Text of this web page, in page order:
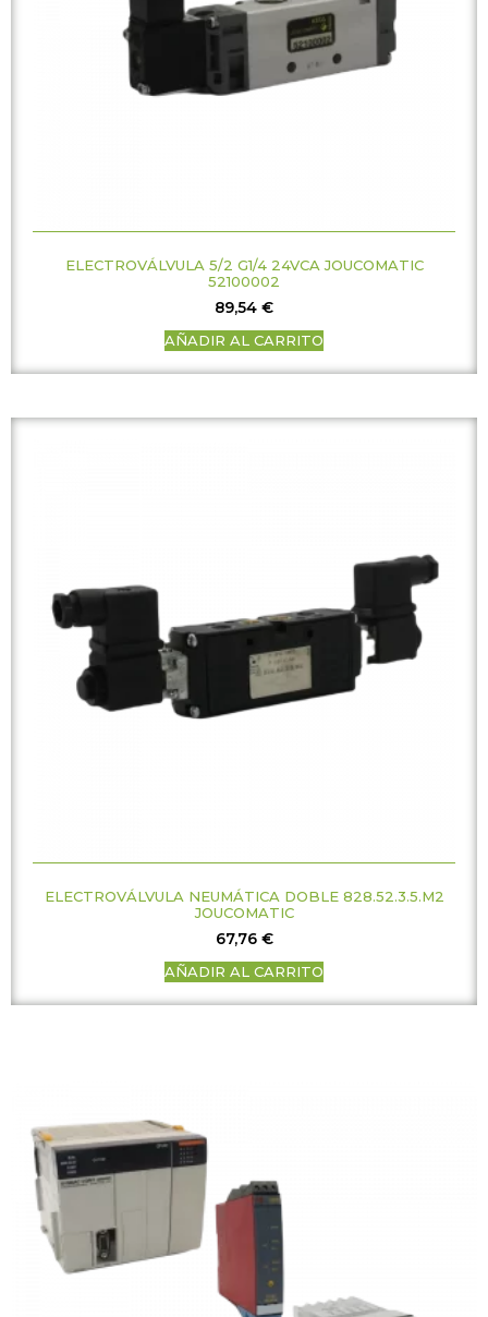
ELECTROVÁLVULA 5/2 G1/4 24VCA JOUCOMATIC
52100002
89,54 €
AÑADIR AL CARRITO
ELECTROVÁLVULA NEUMÁTICA DOBLE 828.52.3.5.M2
JOUCOMATIC
67,76 €
AÑADIR AL CARRITO